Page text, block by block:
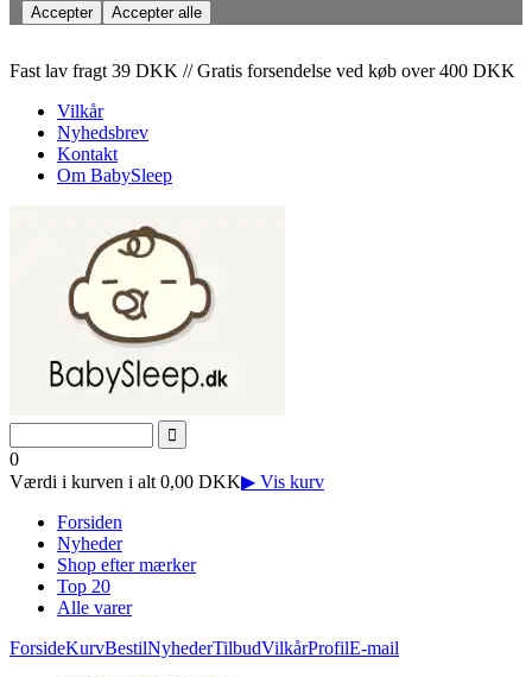
Fast lav fragt 39 DKK // Gratis forsendelse ved køb over 400 DKK
Vilkår
Nyhedsbrev
Kontakt
Om BabySleep
0
Værdi i kurven i alt 0,00 DKK▶ Vis kurv
Forsiden
Nyheder
Shop efter mærker
Top 20
Alle varer
ForsideKurvBestilNyhederTilbudVilkårProfilE-mail